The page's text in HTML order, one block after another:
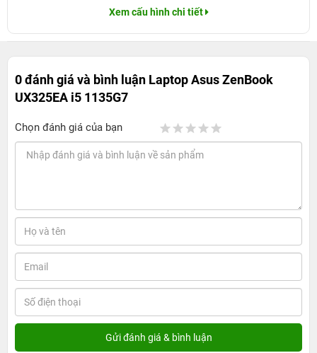
Xem cấu hình chi tiết
0 đánh giá và bình luận Laptop Asus ZenBook
UX325EA i5 1135G7
Chọn đánh giá của bạn